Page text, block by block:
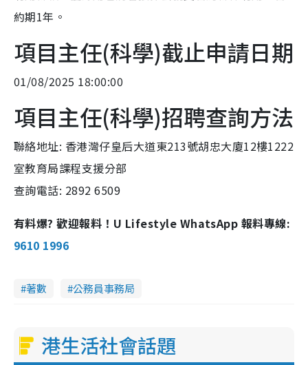
約期1年。
項目主任(科學)截止申請日期
01/08/2025 18:00:00
項目主任(科學)招聘查詢方法
聯絡地址: 香港灣仔皇后大道東213號胡忠大廈12樓1222
室教育局課程支援分部
查詢電話: 2892 6509
有料爆? 歡迎報料！U Lifestyle WhatsApp 報料專線:
9610 1996
著數 公務員事務局
港生活社會話題